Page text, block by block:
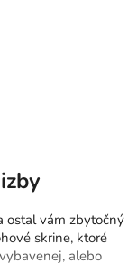
ostal vám zbytočný
skrine, ktoré
alebo